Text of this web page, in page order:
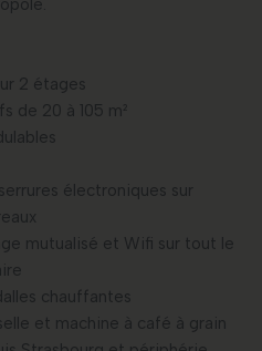
2 étages
de 20 à 105 m²
électroniques sur
mutualisé et Wifi sur tout le
chauffantes
et machine à café à grain